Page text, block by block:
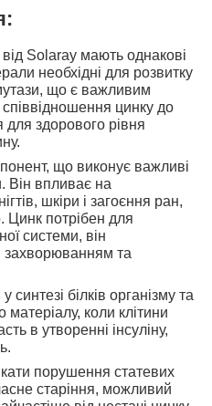
Solaray мають однакові
необхідні для розвитку
що є важливим
цинку до
здорового рівня
що виконує важливі
Він впливає на
шкіри і загоєння ран,
Цинк потрібен для
системи, він
захворюванням та
у синтезі білків організму та
матеріалу, коли клітини
в утворенні інсуліну,
порушення статевих
старіння, можливий